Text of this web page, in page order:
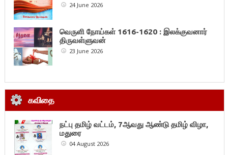
24 June 2026
வெருளி நோய்கள் 1616-1620 : இலக்குவனார்
திருவள்ளுவன்
23 June 2026
கவிதை
நட்பு தமிழ் வட்டம், 7ஆவது ஆண்டு தமிழ் விழா,
மதுரை
04 August 2026